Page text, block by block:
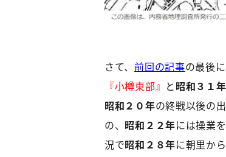
さて、前回の記事の最後
『小樽東部』 と昭和３１年
昭和２０年の終戦以後の
の、 昭和２２年には操業
況で昭和２８年に朝里か